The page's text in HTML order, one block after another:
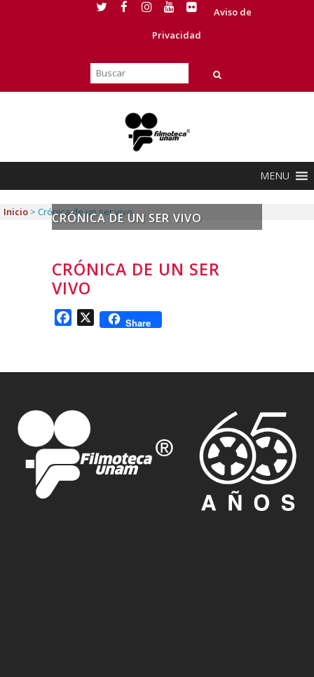
Aviso de
Privacidad
MENU
CRÓNICA DE UN SER VIVO
Inicio > Crónica de un ser vivo
CRÓNICA DE UN SER
VIVO
Facebook
X Share